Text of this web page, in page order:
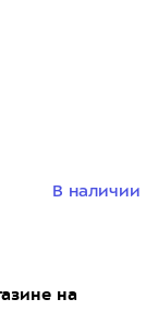
на
В наличии